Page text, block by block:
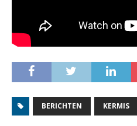
BERICHTEN KERMIS